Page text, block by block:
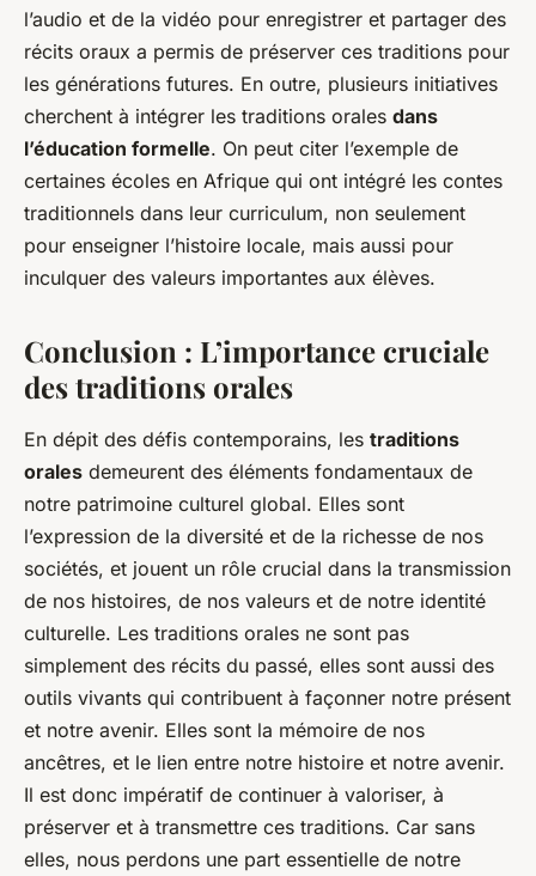
l’audio et de la vidéo pour enregistrer et partager des
récits oraux a permis de préserver ces traditions pour
les générations futures. En outre, plusieurs initiatives
cherchent à intégrer les traditions orales dans
l’éducation formelle. On peut citer l’exemple de
certaines écoles en Afrique qui ont intégré les contes
traditionnels dans leur curriculum, non seulement
pour enseigner l’histoire locale, mais aussi pour
inculquer des valeurs importantes aux élèves.
Conclusion : L’importance cruciale
des traditions orales
En dépit des défis contemporains, les traditions
orales demeurent des éléments fondamentaux de
notre patrimoine culturel global. Elles sont
l’expression de la diversité et de la richesse de nos
sociétés, et jouent un rôle crucial dans la transmission
de nos histoires, de nos valeurs et de notre identité
culturelle. Les traditions orales ne sont pas
simplement des récits du passé, elles sont aussi des
outils vivants qui contribuent à façonner notre présent
et notre avenir. Elles sont la mémoire de nos
ancêtres, et le lien entre notre histoire et notre avenir.
Il est donc impératif de continuer à valoriser, à
préserver et à transmettre ces traditions. Car sans
elles, nous perdons une part essentielle de notre